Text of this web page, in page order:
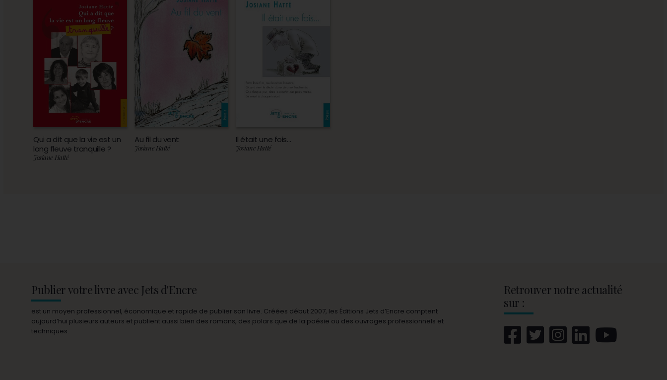
Qui a dit que la vie est un
long fleuve tranquille ?
Josiane Hatté
Au fil du vent
Josiane Hatté
Il était une fois…
Josiane Hatté
Publier votre livre avec Jets d'Encre
est un moyen professionnel, économique et rapide de publier son livre. Créées début 2007, les Éditions Jets d’Encre comptent
aujourd’hui plusieurs auteurs et publient aussi bien des romans, des polars que de la poésie ou des ouvrages professionnels et
techniques.
Retrouver notre actualité
sur :